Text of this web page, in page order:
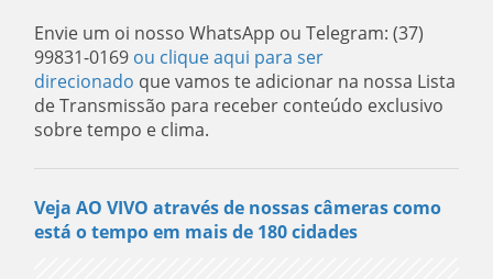
Envie um oi nosso WhatsApp ou Telegram: (37)
99831-0169 ou clique aqui para ser
direcionado que vamos te adicionar na nossa Lista
de Transmissão para receber conteúdo exclusivo
sobre tempo e clima.
Veja AO VIVO através de nossas câmeras como
está o tempo em mais de 180 cidades